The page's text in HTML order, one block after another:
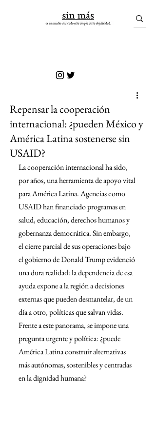
Repensar la cooperación
internacional: ¿pueden México y
América Latina sostenerse sin
USAID?
La cooperación internacional ha sido,
por años, una herramienta de apoyo vital
para América Latina. Agencias como
USAID han financiado programas en
salud, educación, derechos humanos y
gobernanza democrática. Sin embargo,
el cierre parcial de sus operaciones bajo
el gobierno de Donald Trump evidenció
una dura realidad: la dependencia de esa
ayuda expone a la región a decisiones
externas que pueden desmantelar, de un
día a otro, políticas que salvan vidas.
Frente a este panorama, se impone una
pregunta urgente y política: ¿puede
América Latina construir alternativas
más autónomas, sostenibles y centradas
en la dignidad humana?